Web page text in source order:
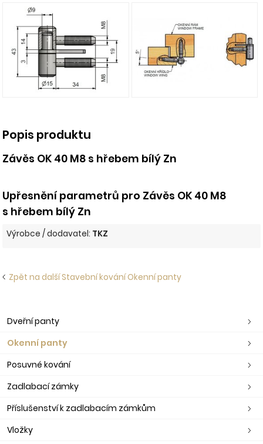
Popis produktu
Závěs OK 40 M8 s hřebem bílý Zn
Upřesnění parametrů pro Závěs OK 40 M8
s hřebem bílý Zn
Výrobce / dodavatel: TKZ
Zpět na další Stavební kování Okenní panty
Dveřní panty
Okenní panty
Posuvné kování
Zadlabací zámky
Příslušenství k zadlabacím zámkům
Vložky